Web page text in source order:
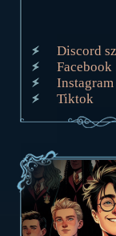
Discord
Facebook
Instagram
Tiktok